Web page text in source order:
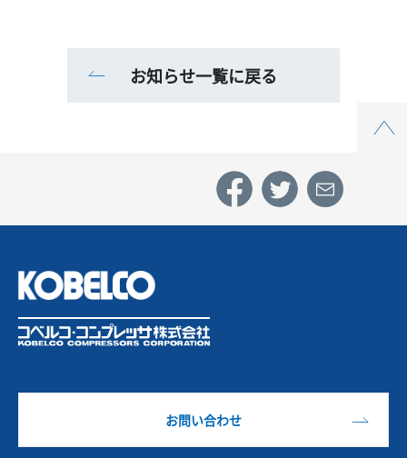
お知らせ一覧に戻る
お問い合わせ